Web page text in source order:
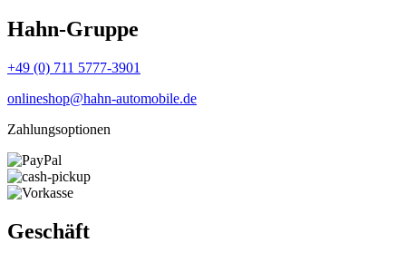
Hahn-Gruppe
+49 (0) 711 5777-3901
onlineshop@hahn-automobile.de
Zahlungsoptionen
Geschäft